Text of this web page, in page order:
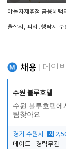
야놀자제휴점 금융혜택
울산시, 피서․행락지
채용 메인
수원 블루호텔
수원 블루호텔에
팀찾아요
경기 수원시 시
메이드
경력무관